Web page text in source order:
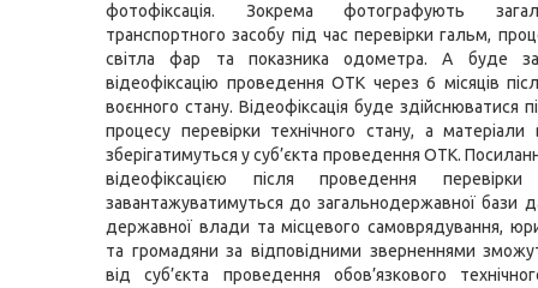
фотофіксація. Зокрема фотографують
транспортного засобу під час перевірки гальм,
світла фар та показника одометра. А буде
відеофіксацію проведення ОТК через 6 місяців
воєнного стану. Відеофіксація буде здійснюватися
процесу перевірки технічного стану, а матеріали
зберігатимуться у суб’єкта проведення ОТК.
відеофіксацією після проведення перевірки
завантажуватимуться до загальнодержавної бази
державної влади та місцевого самоврядування,
та громадяни за відповідними зверненнями
від суб’єкта проведення обов’язкового